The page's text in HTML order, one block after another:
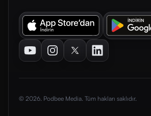
YoutubeInstagramTwitterLinkedIn
© 2026. Podbee Media. Tüm hakları saklıdır.